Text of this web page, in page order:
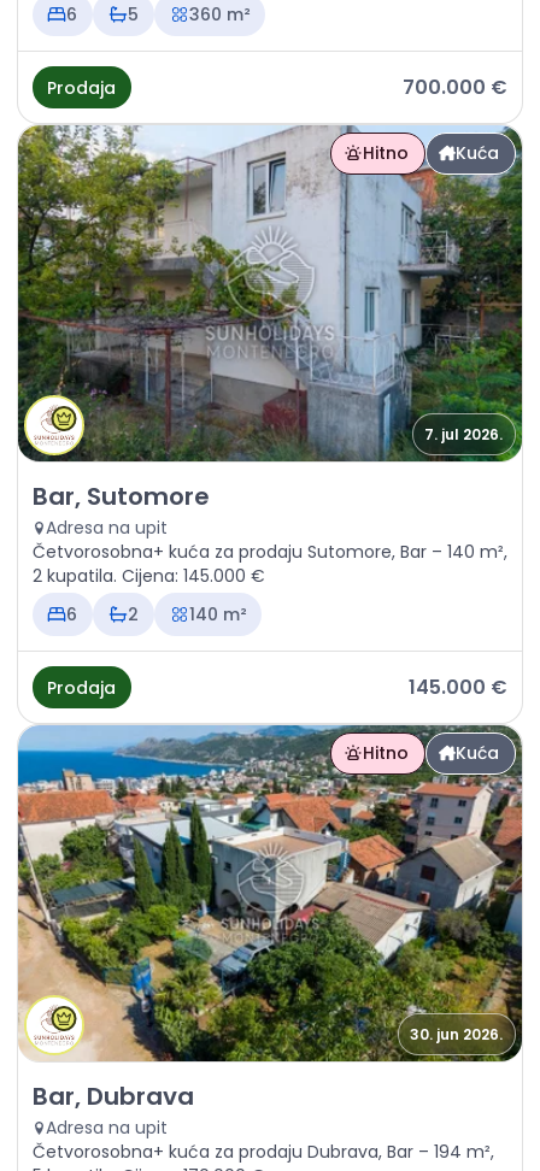
6
5 360 m²
Prodaja 700.000 €
Hitno Kuća
7. jul 2026.
Prodaja - Kuća Bar, Sutomore
Bar, Sutomore
Adresa na upit
Četvorosobna+ kuća za prodaju Sutomore, Bar – 140 m²,
2 kupatila. Cijena: 145.000 €
6
2 140 m²
Prodaja 145.000 €
Hitno Kuća
30. jun 2026.
Prodaja - Kuća Bar, Dubrava
Bar, Dubrava
Adresa na upit
Četvorosobna+ kuća za prodaju Dubrava, Bar – 194 m²,